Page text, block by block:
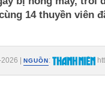
14 thuyền viên
| NGUỒN: